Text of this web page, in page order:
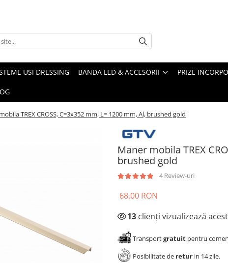
USI DRESSING BANDA LED & ACCESORII PRIZE
TREX CROSS, C=3x352 mm, L= 1200 mm, Al, brushed gold
Maner mobila TREX
brushed gold
4 Review-uri
68,00 RON
13 clienți vizualizează
Transportgratuit pentru
Posibilitate de retur in 14 zile.